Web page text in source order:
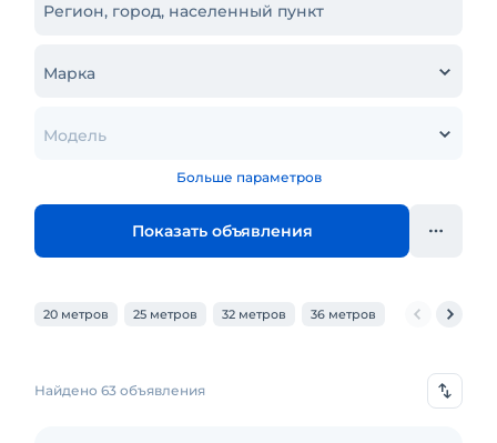
Регион, город, населенный пункт
Марка
Модель
Больше параметров
Показать объявления
20 метров 25 метров 32 метров 36 метров 40 метров
Найдено 63 объявления